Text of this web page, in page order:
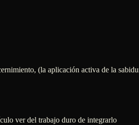
(la aplicación activa de la
ver del trabajo duro de integrarlo